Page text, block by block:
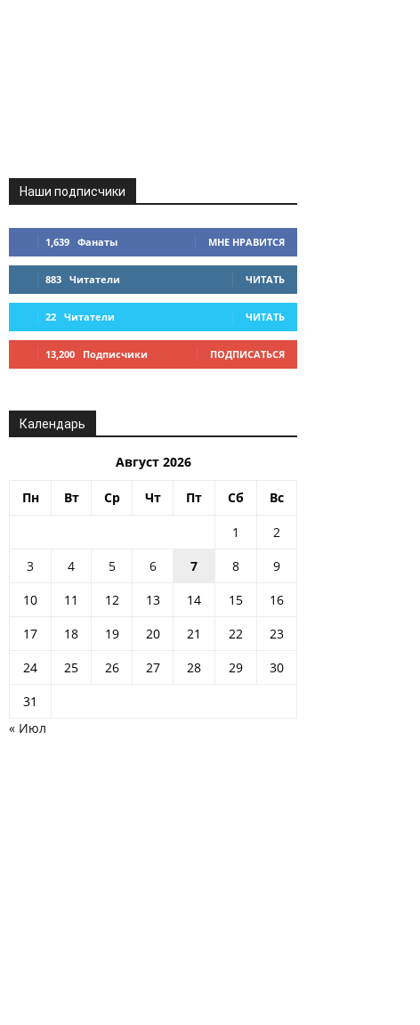
Наши подписчики
1,639 Фанаты МНЕ НРАВИТСЯ
883 Читатели ЧИТАТЬ
22 Читатели ЧИТАТЬ
13,200 Подписчики ПОДПИСАТЬСЯ
Календарь
Август 2026
Пн Вт Ср Чт Пт Сб Вс
1
2
3
4 5 6 7 8
9
10
11 12 13 14 15
16
17
18 19 20 21 22
23
24
25 26 27 28 29
30
31
« Июл